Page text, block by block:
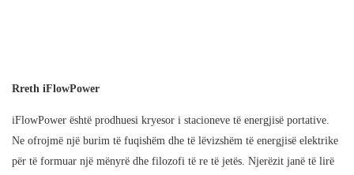
Rreth iFlowPower
iFlowPower është prodhuesi kryesor i stacioneve të energjisë portative.
Ne ofrojmë një burim të fuqishëm dhe të lëvizshëm të energjisë elektrike
për të formuar një mënyrë dhe filozofi të re të jetës. Njerëzit janë të lirë